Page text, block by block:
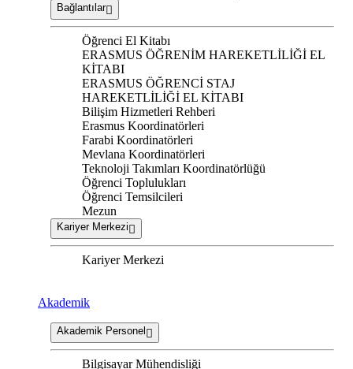
Bağlantılar
Öğrenci El Kitabı
ERASMUS ÖĞRENİM HAREKETLİLİĞİ EL
KİTABI
ERASMUS ÖĞRENCİ STAJ
HAREKETLİLİĞİ EL KİTABI
Bilişim Hizmetleri Rehberi
Erasmus Koordinatörleri
Farabi Koordinatörleri
Mevlana Koordinatörleri
Teknoloji Takımları Koordinatörlüğü
Öğrenci Toplulukları
Öğrenci Temsilcileri
Mezun
Kariyer Merkezi
Kariyer Merkezi
Akademik
Akademik Personel
Bilgisayar Mühendisliği